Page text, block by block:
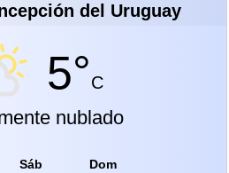
del Uruguay
5°C
nublado
Sáb Dom